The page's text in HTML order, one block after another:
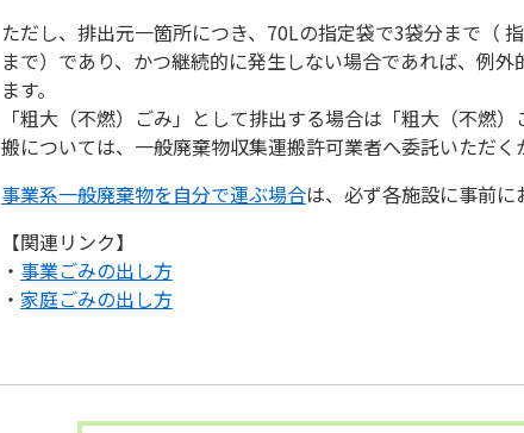
ただし、排出元一箇所につき、70Lの指定袋で3袋分まで（
まで）であり、かつ継続的に発生しない場合であれば、例
ます。
「粗大（不燃）ごみ」として排出する場合は「粗大（不燃
搬については、一般廃棄物収集運搬許可業者へ委託いただく
事業系一般廃棄物を自分で運ぶ場合は、必ず各施設に事前に
【関連リンク】
・ 事業ごみの出し方
・ 家庭ごみの出し方